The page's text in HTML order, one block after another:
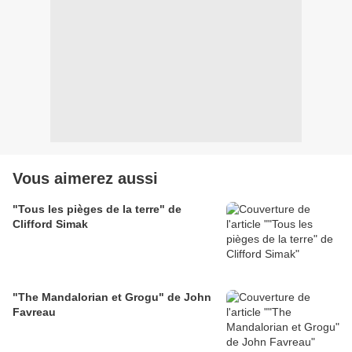
Vous aimerez aussi
"Tous les pièges de la terre" de
Clifford Simak
"The Mandalorian et Grogu" de John
Favreau